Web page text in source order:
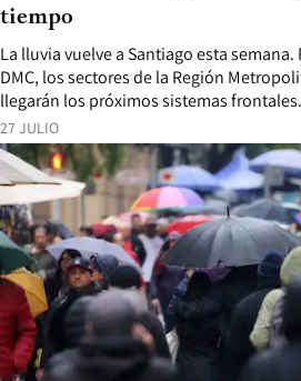
27 JULIO
La lluvia vuelve a Santiago esta
DMC, los sectores de la Región
llegarán los próximos sistemas frontales.
tiempo